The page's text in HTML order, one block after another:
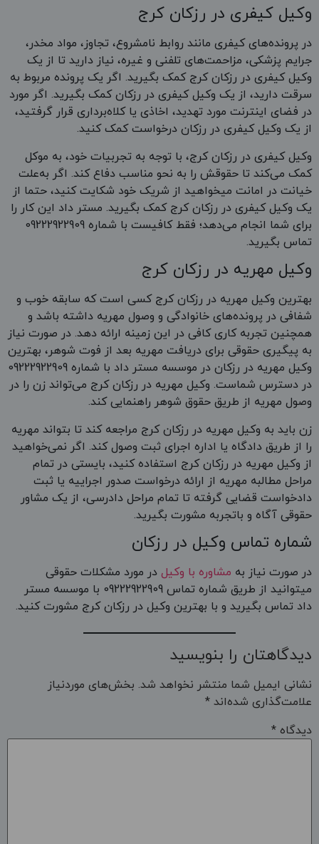
وکیل کیفری در رزکان کرج
در پرونده‌های کیفری مانند روابط نامشروع، تجاوز، مواد مخدر،
جرایم پزشکی، مزاحمت‌های تلفنی و غیره، نیاز دارید تا از یک
وکیل کیفری در رزکان کرج کمک بگیرید. اگر یک پرونده مربوط به
سرقت دارید، از یک وکیل کیفری در رزکان کمک بگیرید. اگر مورد
در فضای اینترنت مورد تهدید، اخاذی یا کلاه‌برداری قرار گرفتید،
از یک وکیل کیفری در رزکان درخواست کمک کنید.
وکیل کیفری در رزکان کرج، با توجه به تجربیات خود، به موکل
کمک می‌کند تا حقوقش را به نحو مناسب دفاع کند. اگر به‌علت
خیانت در امانت میخواهید از شریک خود شکایت کنید، حتما از
یک وکیل کیفری در رزکان کرج کمک بگیرید. مستر داد این کار را
برای شما انجام می‌دهد؛ فقط کافیست با شماره 09222922909
تماس بگیرید.
وکیل مهریه در رزکان کرج
بهترین وکیل مهریه در رزکان کرج کسی است که سابقه خوب و
شفافی در پرونده‌های خانوادگی و وصول مهریه داشته باشد و
همچنین تجربه کاری کافی در این زمینه ارائه دهد. در صورت نیاز
به پیگیری حقوقی برای دریافت مهریه بعد از فوت شوهر، بهترین
وکیل مهریه در رزکان در موسسه مستر داد با شماره 09222922909
در دسترس شماست. وکیل مهریه در رزکان کرج می‌تواند زن را در
وصول مهریه از طریق حقوق شوهر راهنمایی کند.
زن باید به وکیل مهریه در رزکان کرج مراجعه کند تا بتواند مهریه
را از طریق دادگاه یا اداره اجرای ثبت وصول کند. اگر نمی‌خواهید
از وکیل مهریه در رزکان کرج استفاده کنید، بایستی در تمام
مراحل مطالبه مهریه از ارائه درخواست صدور اجراییه یا ثبت
دادخواست قضایی گرفته تا تمام مراحل دادرسی، از یک مشاور
حقوقی آگاه و باتجربه مشورت بگیرید.
شماره تماس وکیل در رزکان
در صورت نیاز به مشاوره با وکیل در مورد مشکلات حقوقی
میتوانید از طریق شماره تماس 09222922909 با موسسه مستر
داد تماس بگیرید و با بهترین وکیل در رزکان کرج مشورت کنید.
دیدگاهتان را بنویسید
نشانی ایمیل شما منتشر نخواهد شد. بخش‌های موردنیاز
علامت‌گذاری شده‌اند *
دیدگاه *